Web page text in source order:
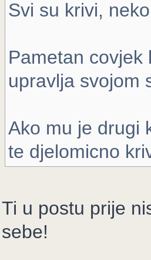
Svi su krivi,
Pametan covjek
upravlja svojom
Ako mu je drugi
te djelomicno
Ti u postu prije
sebe!